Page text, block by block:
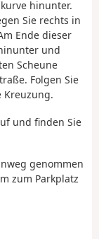
hinunter.
Sie rechts in
Ende dieser
und
Scheune
Folgen Sie
Kreuzung.
und finden Sie
genommen
zum Parkplatz